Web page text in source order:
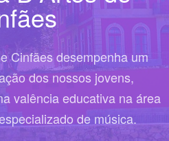
Cinfães desempenha um
dos nossos jovens,
valência educativa na área
de música.